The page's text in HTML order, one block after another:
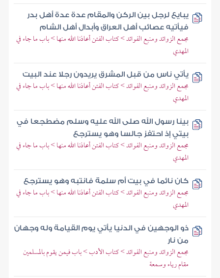
يبايع لرجل بين الركن والمقام عدة عدة أهل بدر
فيأتيه عصائب أهل العراق وأبدال أهل الشام
مجمع الزوائد ومنبع الفوائد > كتاب الفتن أعاذنا الله منها > باب ما جاء في
المهدي
يأتي ناس من قبل المشرق يريدون رجلا عند البيت
مجمع الزوائد ومنبع الفوائد > كتاب الفتن أعاذنا الله منها > باب ما جاء في
المهدي
بينا رسول الله صلى الله عليه وسلم مضطجعا في
بيتي إذ احتفز جالسا وهو يسترجع
مجمع الزوائد ومنبع الفوائد > كتاب الفتن أعاذنا الله منها > باب ما جاء في
المهدي
كان نائما في بيت أم سلمة فانتبه وهو يسترجع
مجمع الزوائد ومنبع الفوائد > كتاب الفتن أعاذنا الله منها > باب ما جاء في
المهدي
ذو الوجهين في الدنيا يأتي يوم القيامة وله وجهان
من نار
مجمع الزوائد ومنبع الفوائد > كتاب الأدب > باب فيمن يقوم بالمسلمين
مقام رياء وسمعة